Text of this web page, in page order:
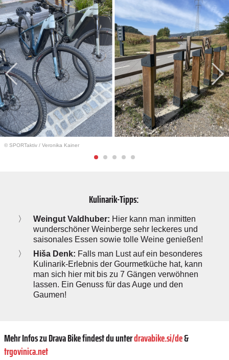
© SPORTaktiv / Veronika Kainer
Kulinarik-Tipps:
Weingut Valdhuber: Hier kann man inmitten
wunderschöner Weinberge sehr leckeres und
saisonales Essen sowie tolle Weine genießen!
Hiša Denk: Falls man Lust auf ein besonderes
Kulinarik-Erlebnis der Gourmetküche hat, kann
man sich hier mit bis zu 7 Gängen verwöhnen
lassen. Ein Genuss für das Auge und den
Gaumen!
Mehr Infos zu Drava Bike findest du unterdravabike.si/de&
trgovinica.net